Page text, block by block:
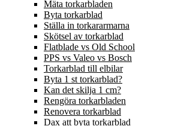
Mäta torkarbladen
Byta torkarblad
Ställa in torkararmarna
Skötsel av torkarblad
Flatblade vs Old School
PPS vs Valeo vs Bosch
Torkarblad till elbilar
Byta 1 st torkarblad?
Kan det skilja 1 cm?
Rengöra torkarbladen
Renovera torkarblad
Dax att byta torkarblad